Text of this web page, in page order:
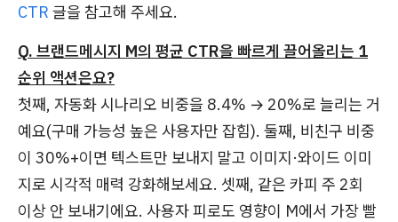
CTR 글을 참고해 주세요.
Q. 브랜드메시지 M의 평균 CTR을 빠르게 끌어올리는 1
순위 액션은요?
첫째, 자동화 시나리오 비중을 8.4% → 20%로 늘리는 거
예요(구매 가능성 높은 사용자만 잡힘). 둘째, 비친구 비중
이 30%+이면 텍스트만 보내지 말고 이미지·와이드 이미
지로 시각적 매력 강화해보세요. 셋째, 같은 카피 주 2회
이상 안 보내기에요. 사용자 피로도 영향이 M에서 가장 빨